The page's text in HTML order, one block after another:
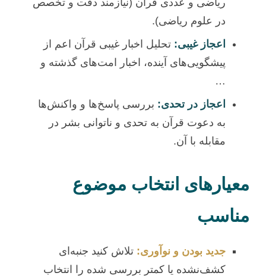
ریاضی و عددی قرآن (نیازمند دقت و تخصص
در علوم ریاضی).
اعجاز غیبی: تحلیل اخبار غیبی قرآن اعم از
پیشگویی‌های آینده، اخبار امت‌های گذشته و
…
اعجاز در تحدی: بررسی پاسخ‌ها و واکنش‌ها
به دعوت قرآن به تحدی و ناتوانی بشر در
مقابله با آن.
معیارهای انتخاب موضوع
مناسب
جدید بودن و نوآوری: تلاش کنید جنبه‌ای
کشف‌نشده یا کمتر بررسی شده را انتخاب